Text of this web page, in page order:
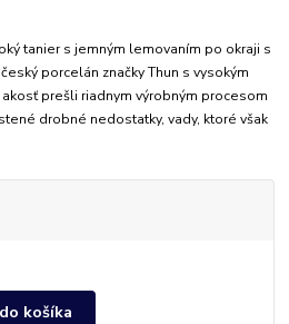
tanier s jemným lemovaním po okraji s
porcelán značky Thun s vysokým
prešli riadnym výrobným procesom
drobné nedostatky, vady, ktoré však
košíka